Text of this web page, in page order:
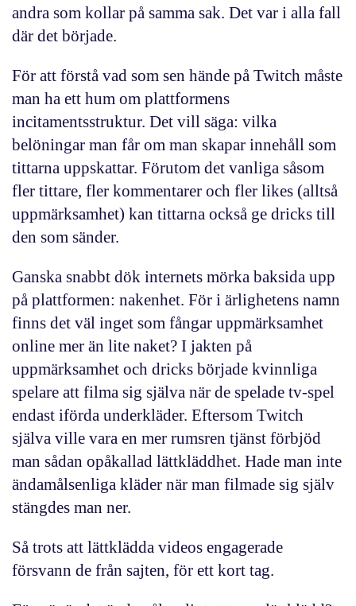
andra som kollar på samma sak. Det var i alla fall
där det började.
För att förstå vad som sen hände på Twitch måste
man ha ett hum om plattformens
incitamentsstruktur. Det vill säga: vilka
belöningar man får om man skapar innehåll som
tittarna uppskattar. Förutom det vanliga såsom
fler tittare, fler kommentarer och fler likes (alltså
uppmärksamhet) kan tittarna också ge dricks till
den som sänder.
Ganska snabbt dök internets mörka baksida upp
på plattformen: nakenhet. För i ärlighetens namn
finns det väl inget som fångar uppmärksamhet
online mer än lite naket? I jakten på
uppmärksamhet och dricks började kvinnliga
spelare att filma sig själva när de spelade tv-spel
endast iförda underkläder. Eftersom Twitch
själva ville vara en mer rumsren tjänst förbjöd
man sådan opåkallad lättkläddhet. Hade man inte
ändamålsenliga kläder när man filmade sig själv
stängdes man ner.
Så trots att lättklädda videos engagerade
försvann de från sajten, för ett kort tag.